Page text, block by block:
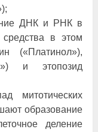
ДНК и РНК в
средства в этом
(«Платинол»),
и этопозид
митотических
образование
деление